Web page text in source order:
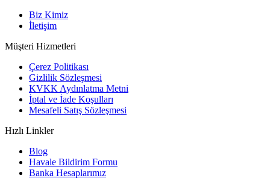
Biz Kimiz
İletişim
Müşteri Hizmetleri
Çerez Politikası
Gizlilik Sözleşmesi
KVKK Aydınlatma Metni
İptal ve İade Koşulları
Mesafeli Satış Sözleşmesi
Hızlı Linkler
Blog
Havale Bildirim Formu
Banka Hesaplarımız